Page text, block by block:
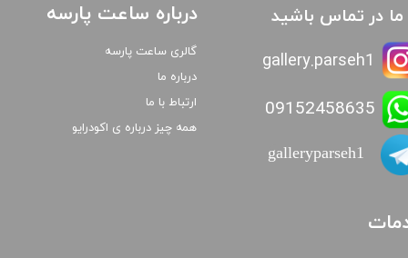
ما در تماس باشید
09152458635
gallery.parseh1
درباره ساعت پارسه
گالری ساعت پارسه
درباره ما
ارتباط با ما
همه چیز درباره ی اکودرایو
galleryparseh1